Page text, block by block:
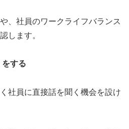
、社員のワークライフバランス
します。
する
社員に直接話を聞く機会を設け